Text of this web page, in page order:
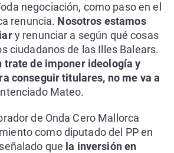
negociación, como paso en el
renuncia. Nosotros estamos
y renunciar a según qué cosas
ciudadanos de las Illes Balears.
trate de imponer ideología y
conseguir titulares, no me va a
Mateo.
de Onda Cero Mallorca
como diputado del PP en
que la inversión en